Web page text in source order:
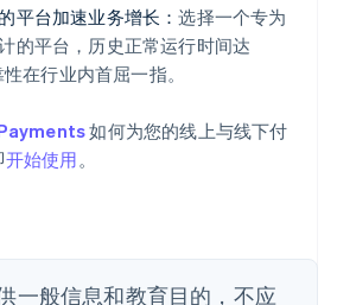
平台加速业务增长：选择一个专为
的平台，历史正常运行时间达
在行业内首屈一指。
如何为您的线上与线下付
开始使用。
一般信息和教育目的，不应